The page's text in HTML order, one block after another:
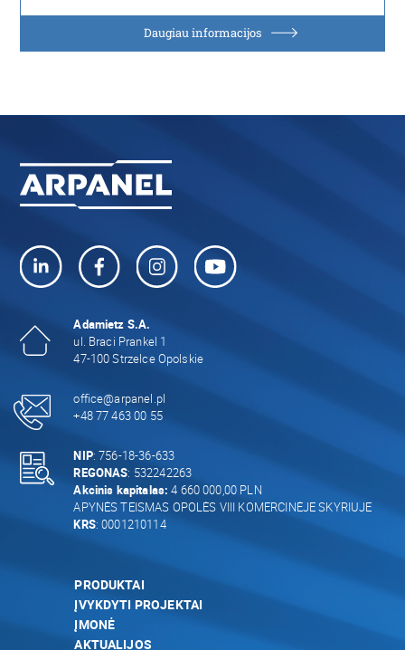
Daugiau informacijos
Adamietz S.A.
ul. Braci Prankel 1
47-100 Strzelce Opolskie
office@arpanel.pl
+48 77 463 00 55
NIP: 756-18-36-633
REGONAS: 532242263
Akcinis kapitalas: 4 660 000,00 PLN
APYNĖS TEISMAS OPOLĖS VIII KOMERCINĖJE SKYRIUJE
KRS: 0001210114
PRODUKTAI
ĮVYKDYTI PROJEKTAI
ĮMONĖ
AKTUALIJOS